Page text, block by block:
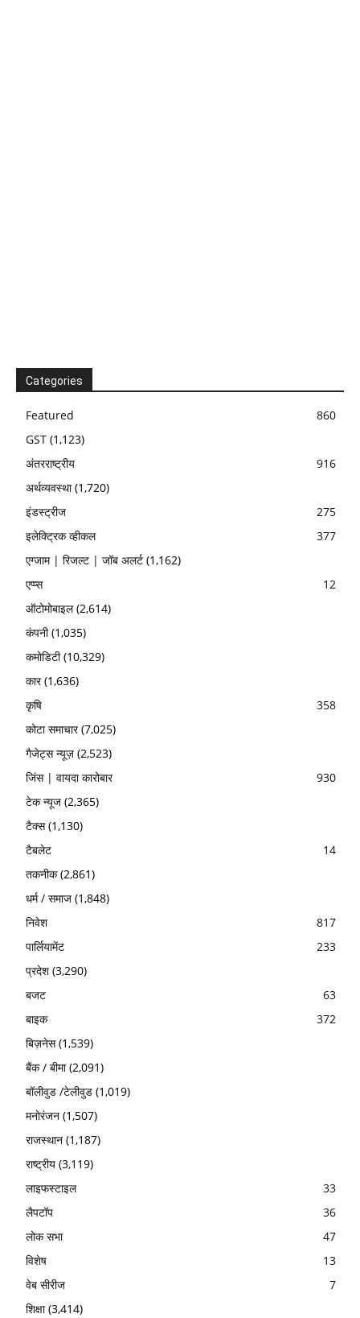
Categories
Featured
860
GST (1,123)
अंतरराष्ट्रीय
916
अर्थव्यवस्था(1,720)
इंडस्ट्रीज
275
इलेक्ट्रिक व्हीकल
377
एग्जाम | रिजल्ट | जॉब अलर्ट (1,162)
एप्प्स
12
ऑटोमोबाइल(2,614)
कंपनी(1,035)
कमोडिटी(10,329)
कार(1,636)
कृषि
358
कोटा समाचार(7,025)
गैजेट्स न्यूज़ (2,523)
जिंस | वायदा कारोबार
930
टेक न्यूज (2,365)
टैक्स(1,130)
टैबलेट
14
तकनीक(2,861)
धर्म / समाज (1,848)
निवेश
817
पार्लियामेंट
233
प्रदेश(3,290)
बजट
63
बाइक
372
बिज़नेस(1,539)
बैंक / बीमा(2,091)
बॉलीवुड /टेलीवुड (1,019)
मनोरंजन (1,507)
राजस्थान (1,187)
राष्ट्रीय (3,119)
लाइफस्टाइल
33
लैपटॉप
36
लोक सभा
47
विशेष
13
वेब सीरीज
7
शिक्षा(3,414)